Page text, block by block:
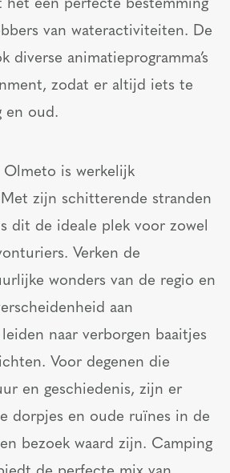
het een perfecte bestemming
van wateractiviteiten. De
diverse animatieprogramma’s
zodat er altijd iets te
en oud.
Olmeto is werkelijk
zijn schitterende stranden
dit de ideale plek voor zowel
Verken de
wonders van de regio en
aan
naar verborgen baaitjes
Voor degenen die
en geschiedenis, zijn er
dorpjes en oude ruïnes in de
bezoek waard zijn. Camping